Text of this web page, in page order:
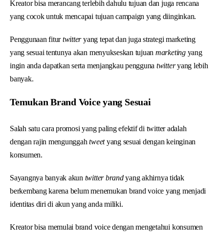
Kreator bisa merancang terlebih dahulu tujuan dan juga rencana
yang cocok untuk mencapai tujuan campaign yang diinginkan.
Penggunaan fiturtwitteryang tepat dan juga strategi marketing
yang sesuai tentunya akan menyukseskan tujuan marketingyang
ingin anda dapatkan serta menjangkau pengguna twitteryang lebih
banyak.
Temukan Brand Voice yang Sesuai
Salah satu cara promosi yang paling efektif di twitter adalah
dengan rajin mengunggahtweetyang sesuai dengan keinginan
konsumen.
Sayangnya banyak akun twitter brandyang akhirnya tidak
berkembang karena belum menemukan brand voice yang menjadi
identitas diri di akun yang anda miliki.
Kreator bisa memulai brand voice dengan mengetahui konsumen